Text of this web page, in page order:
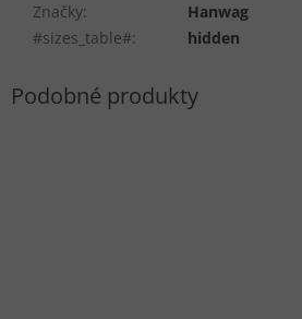
Značky:
Hanwag
#sizes_table#: hidden